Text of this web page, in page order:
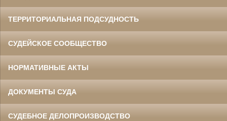
ТЕРРИТОРИАЛЬНАЯ ПОДСУДНОСТЬ
СУДЕЙСКОЕ СООБЩЕСТВО
НОРМАТИВНЫЕ АКТЫ
ДОКУМЕНТЫ СУДА
СУДЕБНОЕ ДЕЛОПРОИЗВОДСТВО